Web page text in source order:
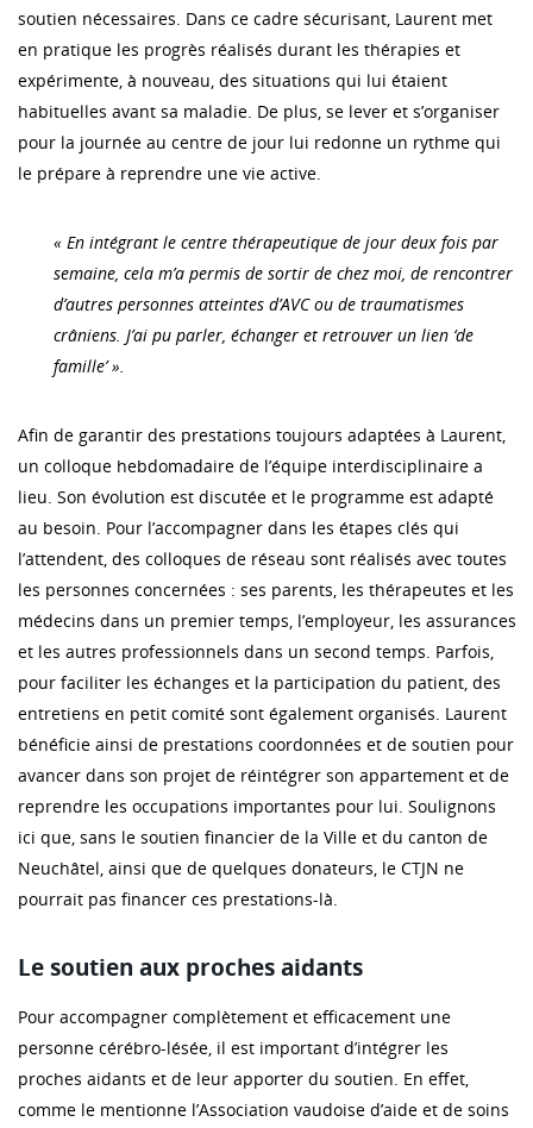
soutien nécessaires. Dans ce cadre sécurisant, Laurent met
en pratique les progrès réalisés durant les thérapies et
expérimente, à nouveau, des situations qui lui étaient
habituelles avant sa maladie. De plus, se lever et s’organiser
pour la journée au centre de jour lui redonne un rythme qui
le prépare à reprendre une vie active.
« En intégrant le centre thérapeutique de jour deux fois par
semaine, cela m’a permis de sortir de chez moi, de rencontrer
d’autres personnes atteintes d’AVC ou de traumatismes
crâniens. J’ai pu parler, échanger et retrouver un lien ‘de
famille’ ».
Afin de garantir des prestations toujours adaptées à Laurent,
un colloque hebdomadaire de l’équipe interdisciplinaire a
lieu. Son évolution est discutée et le programme est adapté
au besoin. Pour l’accompagner dans les étapes clés qui
l’attendent, des colloques de réseau sont réalisés avec toutes
les personnes concernées : ses parents, les thérapeutes et les
médecins dans un premier temps, l’employeur, les assurances
et les autres professionnels dans un second temps. Parfois,
pour faciliter les échanges et la participation du patient, des
entretiens en petit comité sont également organisés. Laurent
bénéficie ainsi de prestations coordonnées et de soutien pour
avancer dans son projet de réintégrer son appartement et de
reprendre les occupations importantes pour lui. Soulignons
ici que, sans le soutien financier de la Ville et du canton de
Neuchâtel, ainsi que de quelques donateurs, le CTJN ne
pourrait pas financer ces prestations-là.
Le soutien aux proches aidants
Pour accompagner complètement et efficacement une
personne cérébro-lésée, il est important d’intégrer les
proches aidants et de leur apporter du soutien. En effet,
comme le mentionne l’Association vaudoise d’aide et de soins